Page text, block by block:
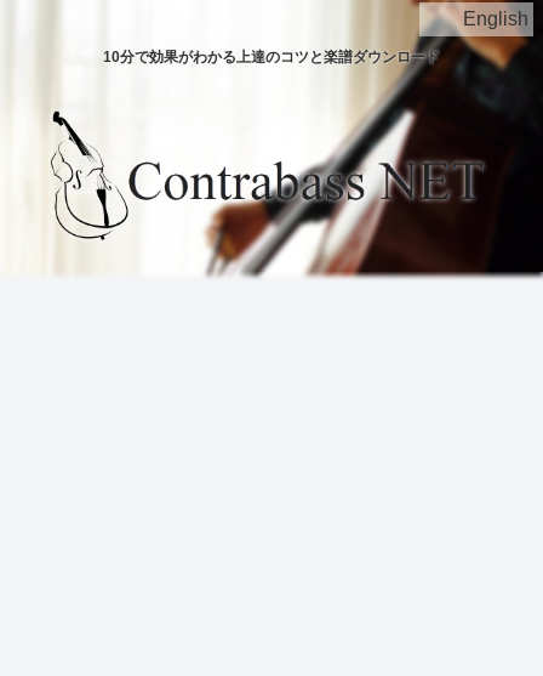
English
10分で効果がわかる上達のコツと楽譜ダウンロード